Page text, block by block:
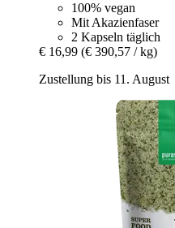
100% vegan
Mit Akazienfaser
2 Kapseln täglich
€ 16,99 (€ 390,57 / kg)
Zustellung bis 11. August